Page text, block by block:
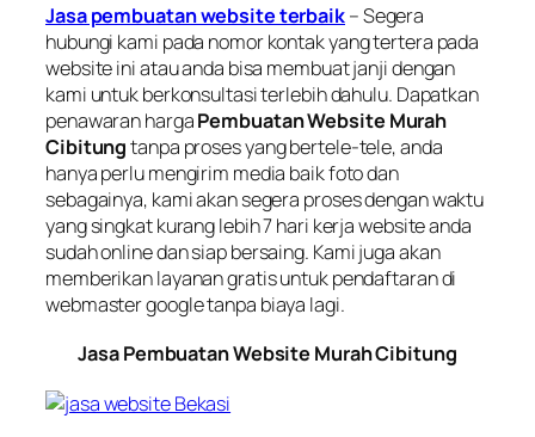
Jasa pembuatan website terbaik– Segera
hubungi kami pada nomor kontak yang tertera pada
website ini atau anda bisa membuat janji dengan
kami untuk berkonsultasi terlebih dahulu. Dapatkan
penawaran hargaPembuatan Website Murah
Cibitungtanpa proses yang bertele-tele, anda
hanya perlu mengirim media baik foto dan
sebagainya, kami akan segera proses dengan waktu
yang singkat kurang lebih 7 hari kerja website anda
sudahonlinedan siap bersaing. Kami juga akan
memberikan layanan gratis untuk pendaftaran di
webmaster googletanpa biaya lagi.
Jasa Pembuatan Website Murah Cibitung